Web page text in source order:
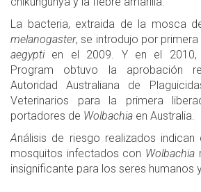
La bacteria, extraida de la mosca
melanogaster, se introdujo por
aegyptien el 2009. Y en el 2010,
Program obtuvo la aprobación
Autoridad Australiana de
Veterinarios para la primera
portadores de Wolbachia en Australia.
Análisis de riesgo realizados
mosquitos infectados con Wolbachia
insignificante para los seres humanos